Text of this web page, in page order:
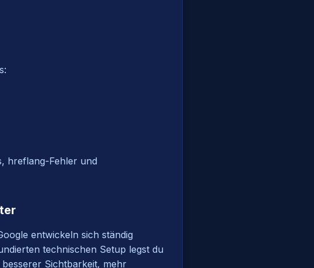
hreflang-Fehler und
entwickeln sich ständig
technischen Setup legst du
Sichtbarkeit, mehr